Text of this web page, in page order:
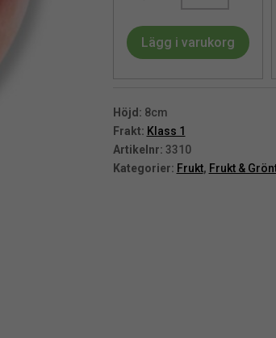
frukt
8
Lägg i varukorg
Höjd: 8cm
Frakt: Klass 1
Artikelnr: 3310
Kategorier: Frukt, Frukt &